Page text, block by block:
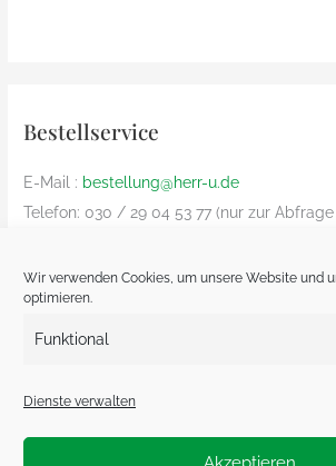
Wir verwenden Cookies, um unsere Website und
optimieren.
Funktional
Dienste verwalten
Bestellservice
E-Mail : bestellung@herr-u.de
Telefon: 030 / 29 04 53 77 (nur zur
nur innerhalb Deutschland
Bezahlung nur Vorkasse und nur von
zu deutschem Bankkonto – kein Paypal